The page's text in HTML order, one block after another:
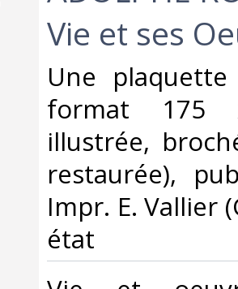
Vie et ses
‎Une
format 175
illustrée,
restaurée),
Impr. E. Vallier
état‎